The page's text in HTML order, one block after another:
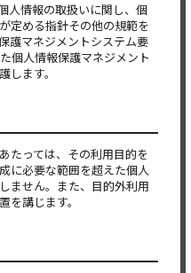
人情報の取扱いに関し、個
定める指針その他の規範を
護マネジメントシステム要
個人情報保護マネジメント
します。
たっては、その利用目的を
に必要な範囲を超えた個人
ません。また、目的外利用
を講じます。